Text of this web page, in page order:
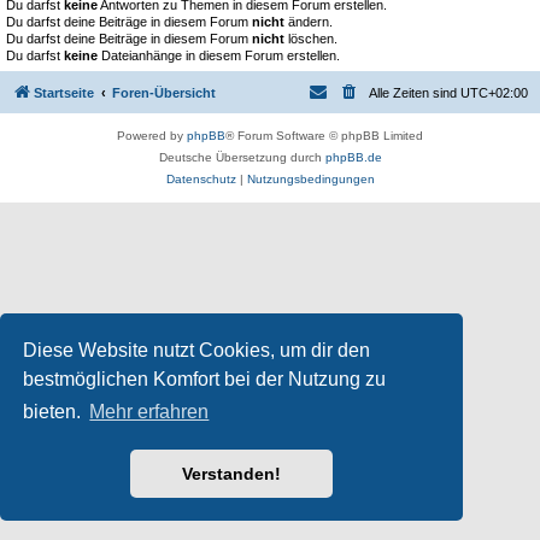
Diese Website nutzt Cookies, um dir den
bestmöglichen Komfort bei der Nutzung zu
bieten. Mehr erfahren
Verstanden!
Du darfst keineAntworten zu Themen in diesem Forum erstellen.
Du darfst deine Beiträge in diesem Forum nicht ändern.
Du darfst deine Beiträge in diesem Forum nicht löschen.
Du darfst keine Dateianhänge in diesem Forum erstellen.
Startseite Foren-Übersicht Alle Zeiten sind UTC+02:00
Powered by phpBB® Forum Software © phpBB Limited
Deutsche Übersetzung durch phpBB.de
Datenschutz| Nutzungsbedingungen